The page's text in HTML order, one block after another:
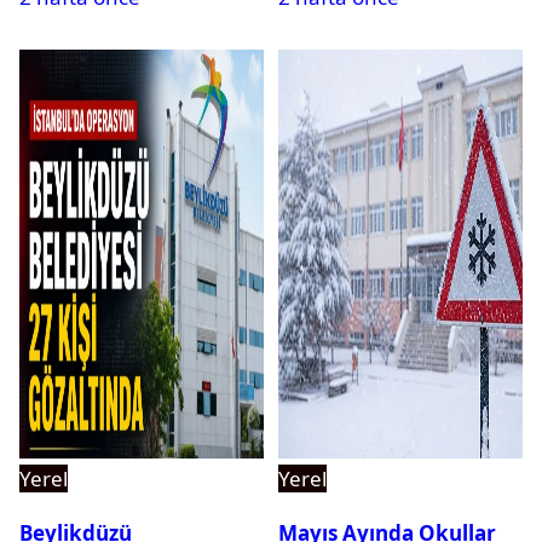
Yerel
Beylikdüzü
Yerel
Mayıs Ayında Okullar